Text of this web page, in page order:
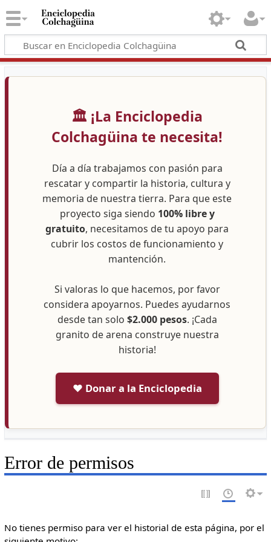
🏛️ ¡La Enciclopedia
Colchagüina te necesita!
Día a día trabajamos con pasión para
rescatar y compartir la historia, cultura y
memoria de nuestra tierra. Para que este
proyecto siga siendo 100% libre y
gratuito, necesitamos de tu apoyo para
cubrir los costos de funcionamiento y
mantención.
Si valoras lo que hacemos, por favor
considera apoyarnos. Puedes ayudarnos
desde tan solo $2.000 pesos. ¡Cada
granito de arena construye nuestra
historia!
❤️ Donar a la Enciclopedia
Error de permisos
No tienes permiso para ver el historial de esta página, por el